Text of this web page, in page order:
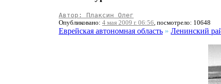
Автор: Плаксин Олег
Опубликовано: 4 мая 2009 г. 06:56, посмотрело: 10648
Еврейская автономная область » Ленинский